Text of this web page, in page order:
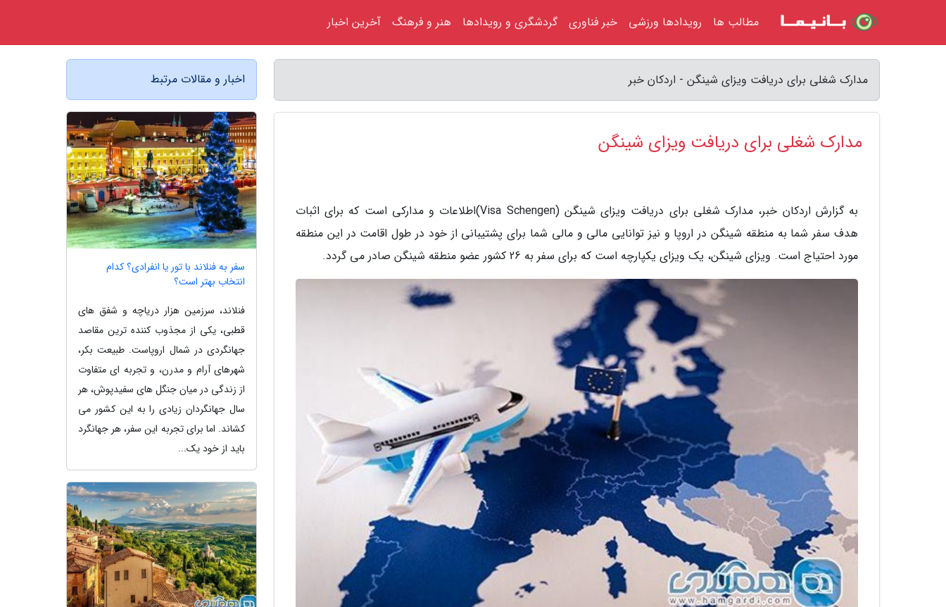
مدارک شغلی برای دریافت ویزای شینگن - اردکان خبر
مدارک شغلی برای دریافت ویزای شینگن
به گزارش اردکان خبر، مدارک شغلی برای دریافت ویزای شینگن (Visa Schengen)اطلاعات و مدارکی است که برای اثبات
هدف سفر شما به منطقه شینگن در اروپا و نیز توانایی مالی و مالی شما برای پشتیبانی از خود در طول اقامت در این منطقه
مورد احتیاج است. ویزای شینگن، یک ویزای یکپارچه است که برای سفر به 26 کشور عضو منطقه شینگن صادر می گردد.
اخبار و مقالات مرتبط
سفر به فنلاند با تور یا انفرادی؟ کدام
انتخاب بهتر است؟
فنلاند، سرزمین هزار دریاچه و شفق های
قطبی، یکی از مجذوب کننده ترین مقاصد
جهانگردی در شمال اروپاست. طبیعت بکر،
شهرهای آرام و مدرن، و تجربه ای متفاوت
از زندگی در میان جنگل های سفیدپوش، هر
سال جهانگردان زیادی را به این کشور می
کشاند. اما برای تجربه این سفر، هر جهانگرد
باید از خود یک...
مطالب ها رویدادها ورزشی خبر فناوری گردشگری و رویدادها هنر و فرهنگ آخرین اخبار